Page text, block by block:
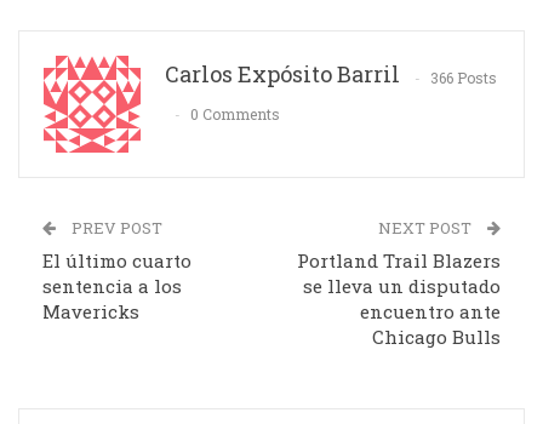
Carlos Expósito Barril
366 Posts
0 Comments
PREV POST
El último cuarto
sentencia a los
Mavericks
NEXT POST
Portland Trail Blazers
se lleva un disputado
encuentro ante
Chicago Bulls